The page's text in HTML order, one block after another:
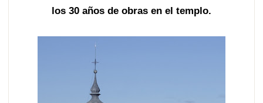
los 30 años de obras en el templo.